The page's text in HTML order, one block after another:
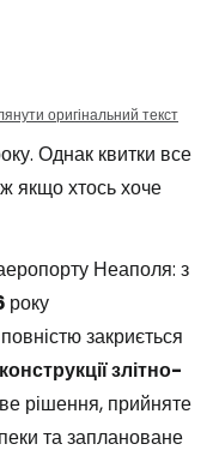
оригінальний текст
Однак квитки все
якщо хтось хоче
Неаполя: з
року
закриється
злітно-
рішення, прийняте
та заплановане